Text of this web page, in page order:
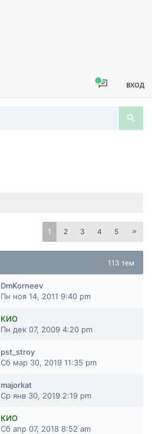
ВХОД
1 2 3 4 5
113 тем
DmKorneev
Пн ноя 14, 2011 9:40 pm
КИО
Пн дек 07, 2009 4:20 pm
pst_stroy
Сб мар 30, 2019 11:35 pm
majorkat
Ср янв 30, 2019 2:19 pm
КИО
Сб апр 07, 2018 8:52 am